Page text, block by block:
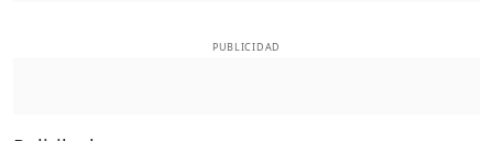
PUBLICIDAD